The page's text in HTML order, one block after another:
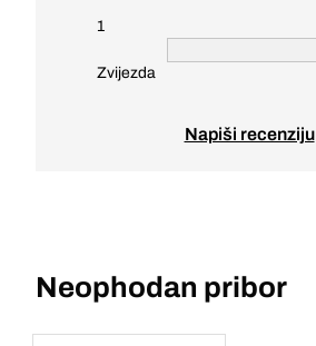
1
Zvijezda
Napiši recenziju
Neophodan pribor